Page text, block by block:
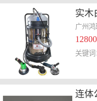
实木
造无
广州鸿
关键
连体